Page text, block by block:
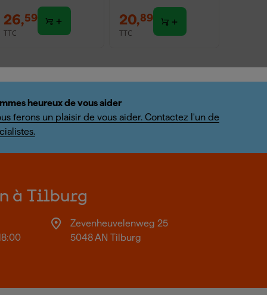
26,59
TTC
20,89
TTC
heureux de vous aider
ferons un plaisir de vous aider. Contactez l'un de
à Tilburg
Zevenheuvelenweg 25
5048 AN Tilburg